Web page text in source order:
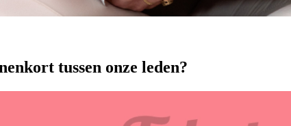
tussen onze leden?